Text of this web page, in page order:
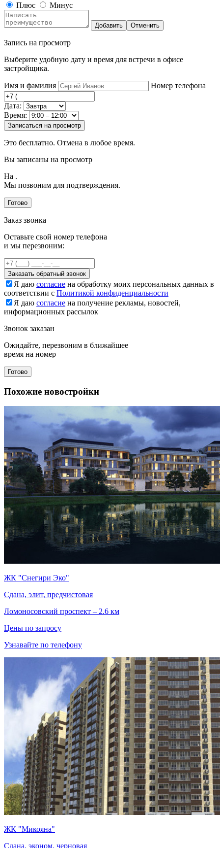
Плюс
Минус
Добавить Отменить
Запись на просмотр
Выберите удобную дату и время для встречи в офисе
застройщика.
Имя и фамилия Номер телефона
Дата:
Время:
Записаться на просмотр
Это бесплатно. Отмена в любое время.
Вы записаны на просмотр
На .
Мы позвоним для подтверждения.
Готово
Заказ звонка
Оставьте свой номер телефона
и мы перезвоним:
Заказать обратный звонок
Я даю согласие на обработку моих персональных данных в
соответствии с Политикой конфиденциальности
Я даю согласие на получение рекламы, новостей,
информационных рассылок
Звонок заказан
Ожидайте, перезвоним в ближайшее
время на номер
Готово
Похожие новостройки
ЖК "Снегири Эко"
Сдана, элит, предчистовая
Ломоносовский проспект – 2.6 км
Цены по запросу
Узнавайте по телефону
ЖК "Микояна"
Сдана, эконом, черновая